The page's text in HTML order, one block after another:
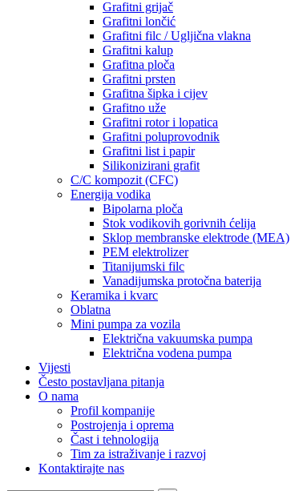
Grafitni grijač
Grafitni lončić
Grafitni filc / Ugljična vlakna
Grafitni kalup
Grafitna ploča
Grafitni prsten
Grafitna šipka i cijev
Grafitno uže
Grafitni rotor i lopatica
Grafitni poluprovodnik
Grafitni list i papir
Silikonizirani grafit
C/C kompozit (CFC)
Energija vodika
Bipolarna ploča
Stok vodikovih gorivnih ćelija
Sklop membranske elektrode (MEA)
PEM elektrolizer
Titanijumski filc
Vanadijumska protočna baterija
Keramika i kvarc
Oblatna
Mini pumpa za vozila
Električna vakuumska pumpa
Električna vodena pumpa
Vijesti
Često postavljana pitanja
O nama
Profil kompanije
Postrojenja i oprema
Čast i tehnologija
Tim za istraživanje i razvoj
Kontaktirajte nas